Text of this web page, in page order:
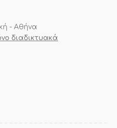
- Αθήνα
διαδικτυακά